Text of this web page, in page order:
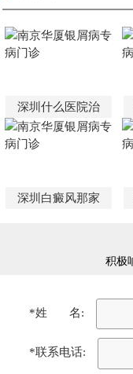
深圳什么医院治
深圳白癜风那家
积极
*姓 名:
*联系电话: